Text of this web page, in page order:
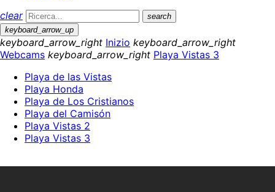
clear
search
keyboard_arrow_up
keyboard_arrow_right Inizio keyboard_arrow_right
Webcams keyboard_arrow_right Playa Vistas 3
Playa de las Vistas
Playa Honda
Playa de Los Cristianos
Playa del Camisón
Playa Vistas 2
Playa Vistas 3